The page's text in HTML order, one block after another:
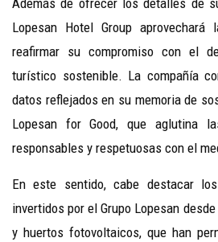
Además de ofrecer los detalles de
Lopesan Hotel Group
reafirmar su compromiso con el
turístico sostenible. La compañía
datos reflejados en su memoria de
Lopesan for Good, que aglutina
responsables y respetuosas con el
En este sentido, cabe destacar
invertidos por el Grupo Lopesan
y huertos fotovoltaicos, que han